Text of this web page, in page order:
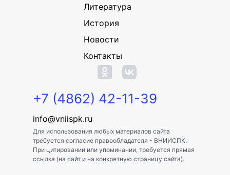
Литература
История
Новости
Контакты
+7 (4862) 42-11-39
info@vniispk.ru
Для использования любых материалов сайта
требуется согласие правообладателя - ВНИИСПК.
При цитировании или упоминании, требуется прямая
ссылка (на сайт и на конкретную страницу сайта).